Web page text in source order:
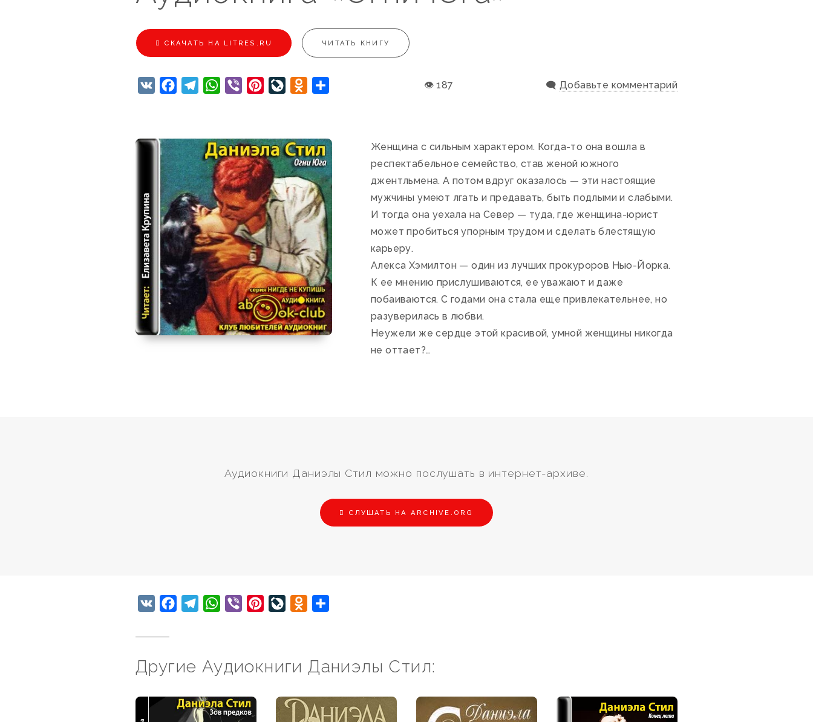
CКАЧАТЬ НА LITRES.RU ЧИТАТЬ КНИГУ
VK FacebookTelegramWhatsApp
Viber PinterestLiveJournalOdnoklassniki 👁 187 🗨️ Добавьте комментарий
Женщина с сильным характером. Когда-то она вошла в
респектабельное семейство, став женой южного
джентльмена. А потом вдруг оказалось — эти настоящие
мужчины умеют лгать и предавать, быть подлыми и слабыми.
И тогда она уехала на Север — туда, где женщина-юрист
может пробиться упорным трудом и сделать блестящую
карьеру.
Алекса Хэмилтон — один из лучших прокуроров Нью-Йорка.
К ее мнению прислушиваются, ее уважают и даже
побаиваются. С годами она стала еще привлекательнее, но
разуверилась в любви.
Неужели же сердце этой красивой, умной женщины никогда
не оттает?…
Аудиокниги Даниэлы Стил можно послушать в интернет-архиве.
СЛУШАТЬ НА ARCHIVE.ORG
VK FacebookTelegramWhatsApp
Viber PinterestLiveJournalOdnoklassniki
Другие Аудиокниги Даниэлы Стил: